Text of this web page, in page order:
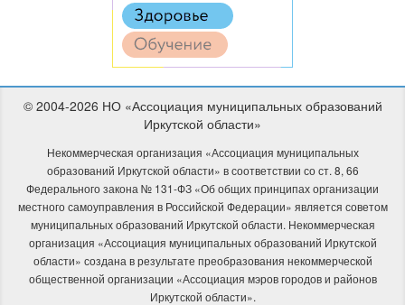
© 2004-2026 НО «Ассоциация муниципальных образований
Иркутской области»
Некоммерческая организация «Ассоциация муниципальных
образований Иркутской области» в соответствии со ст. 8, 66
Федерального закона № 131-ФЗ «Об общих принципах организации
местного самоуправления в Российской Федерации» является советом
муниципальных образований Иркутской области. Некоммерческая
организация «Ассоциация муниципальных образований Иркутской
области» создана в результате преобразования некоммерческой
общественной организации «Ассоциация мэров городов и районов
Иркутской области».